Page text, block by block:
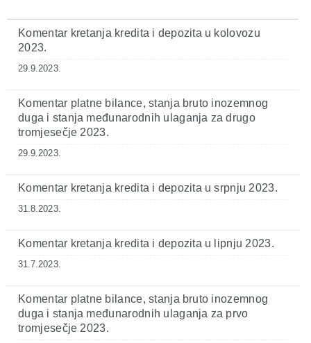
Komentar kretanja kredita i depozita u kolovozu
2023.
29.9.2023.
Komentar platne bilance, stanja bruto inozemnog
duga i stanja međunarodnih ulaganja za drugo
tromjesečje 2023.
29.9.2023.
Komentar kretanja kredita i depozita u srpnju 2023.
31.8.2023.
Komentar kretanja kredita i depozita u lipnju 2023.
31.7.2023.
Komentar platne bilance, stanja bruto inozemnog
duga i stanja međunarodnih ulaganja za prvo
tromjesečje 2023.